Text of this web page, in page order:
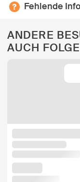
Fehlende
ANDERE
AUCH